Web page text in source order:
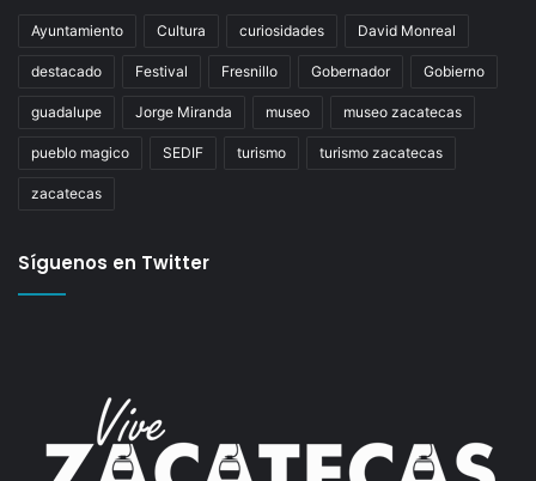
Ayuntamiento Cultura curiosidades David Monreal
destacado Festival Fresnillo Gobernador Gobierno
guadalupe Jorge Miranda museo museo zacatecas
pueblo magico SEDIF turismo turismo zacatecas
zacatecas
Síguenos en Twitter